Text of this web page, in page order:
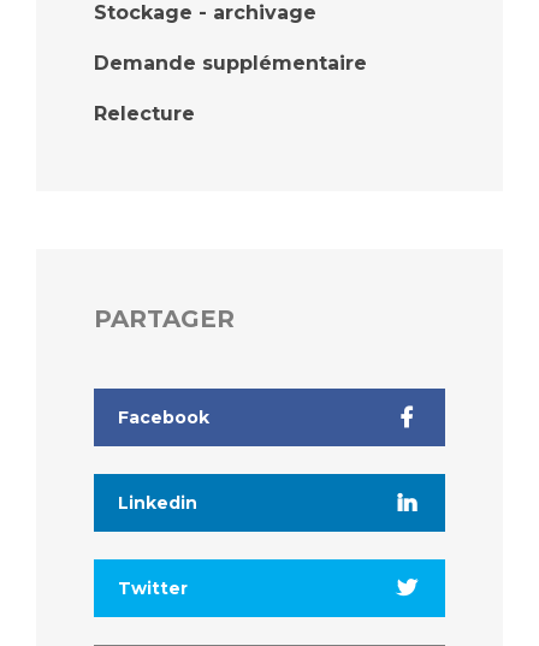
Stockage - archivage
Demande supplémentaire
Relecture
PARTAGER
Facebook
Linkedin
Twitter